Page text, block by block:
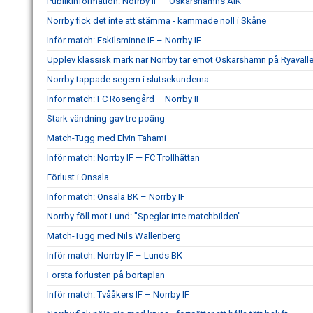
Norrby fick det inte att stämma - kammade noll i Skåne
Inför match: Eskilsminne IF – Norrby IF
Upplev klassisk mark när Norrby tar emot Oskarshamn på
Norrby tappade segern i slutsekunderna
Inför match: FC Rosengård – Norrby IF
Stark vändning gav tre poäng
Match-Tugg med Elvin Tahami
Inför match: Norrby IF — FC Trollhättan
Förlust i Onsala
Inför match: Onsala BK – Norrby IF
Norrby föll mot Lund: "Speglar inte matchbilden"
Match-Tugg med Nils Wallenberg
Inför match: Norrby IF – Lunds BK
Första förlusten på bortaplan
Inför match: Tvååkers IF – Norrby IF